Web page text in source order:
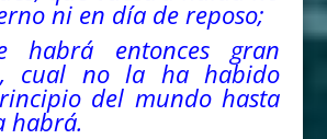
ni en día de reposo;
habrá entonces gran
cual no la ha habido
del mundo hasta
habrá.